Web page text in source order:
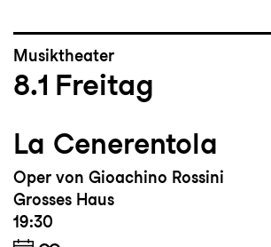
Musiktheater
8.1 Freitag
La Cenerentola
Oper von Gioachino Rossini
Grosses Haus
19:30